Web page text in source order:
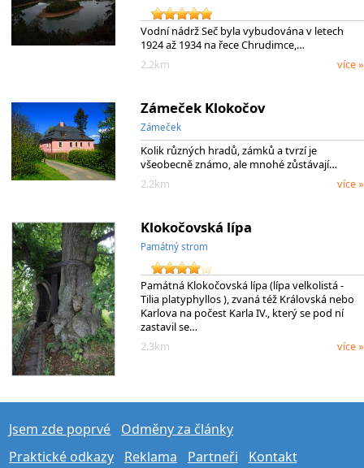
Vodní nádrž Seč byla vybudována v letech
1924 až 1934 na řece Chrudimce,…
2.2km
více »
Zámeček Klokočov
Zámeček
Kolik různých hradů, zámků a tvrzí je
všeobecně známo, ale mnohé zůstávají…
2.2km
více »
Klokočovská lípa
Památný strom
Památná Klokočovská lípa (lípa velkolistá -
Tilia platyphyllos ), zvaná též Královská nebo
Karlova na počest Karla IV., který se pod ní
zastavil se…
2.3km
více »
Jsem zde poprvé
Odměny za články
Praktické odkazy
Reklama Partneři Kontakt